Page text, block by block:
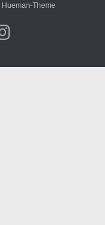
Hueman-Theme